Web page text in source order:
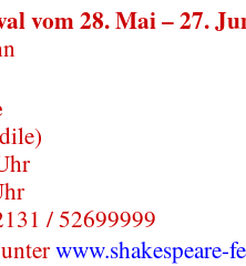
vom 28. Mai – 27.
/ 52699999
www.shakespeare-